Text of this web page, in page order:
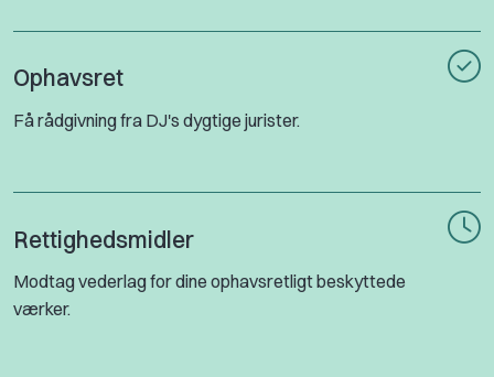
Ophavsret
Få rådgivning fra DJ's dygtige jurister.
Rettighedsmidler
Modtag vederlag for dine ophavsretligt beskyttede
værker.